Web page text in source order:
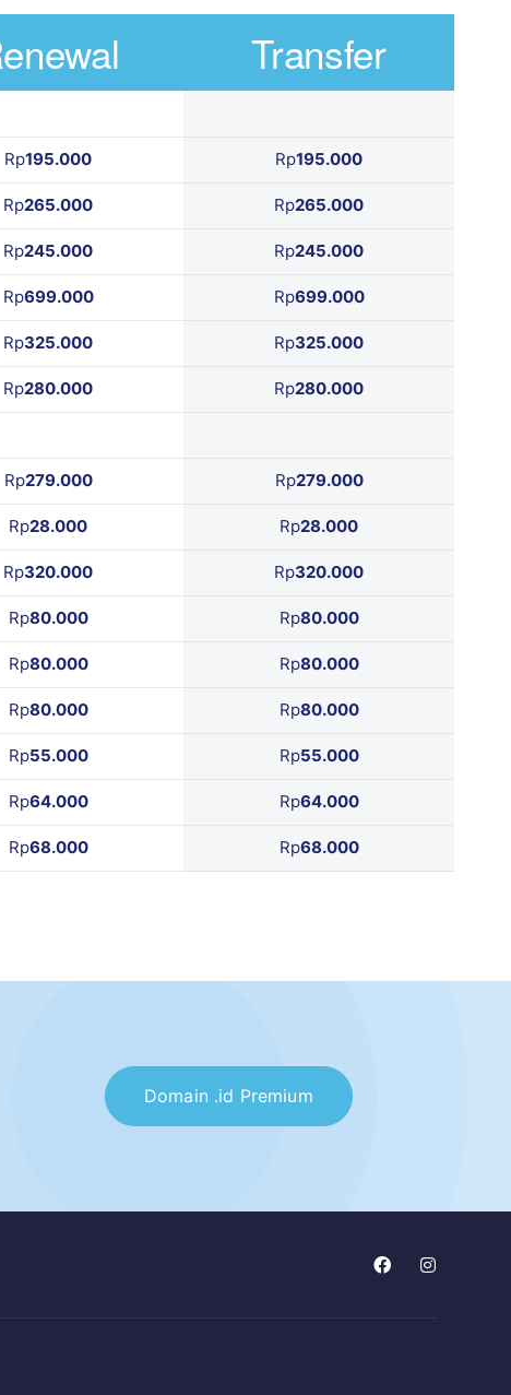
Rp195.000
Rp265.000
Rp245.000
Rp699.000
Rp325.000
Rp280.000
Rp279.000
Rp28.000
Rp320.000
Rp80.000
Rp80.000
Rp80.000
Rp55.000
Rp64.000
Rp68.000
Transfer
Rp195.000
Rp265.000
Rp245.000
Rp699.000
Rp325.000
Rp280.000
Rp279.000
Rp28.000
Rp320.000
Rp80.000
Rp80.000
Rp80.000
Rp55.000
Rp64.000
Rp68.000
Domain .id Premium